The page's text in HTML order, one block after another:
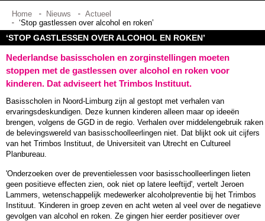
Home Nieuws
Actueel
‘Stop gastlessen over alcohol en roken’
‘STOP GASTLESSEN OVER ALCOHOL EN ROKEN’
Nederlandse basisscholen en zorginstellingen moeten
stoppen met de gastlessen over alcohol en roken voor
kinderen. Dat adviseert het Trimbos Instituut.
Basisscholen in Noord-Limburg zijn al gestopt met verhalen van
ervaringsdeskundigen. Deze kunnen kinderen alleen maar op ideeën
brengen, volgens de GGD in de regio. Verhalen over middelengebruik raken
de belevingswereld van basisschoolleerlingen niet. Dat blijkt ook uit cijfers
van het Trimbos Instituut, de Universiteit van Utrecht en Cultureel
Planbureau.
'Onderzoeken over de preventielessen voor basisschoolleerlingen lieten
geen positieve effecten zien, ook niet op latere leeftijd', vertelt Jeroen
Lammers, wetenschappelijk medewerker alcoholpreventie bij het Trimbos
Instituut. 'Kinderen in groep zeven en acht weten al veel over de negatieve
gevolgen van alcohol en roken. Ze gingen hier eerder positiever over